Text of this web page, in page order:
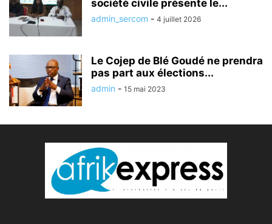
société civile présente le...
admin_sercom - 4 juillet 2026
Le Cojep de Blé Goudé ne prendra
pas part aux élections...
admin - 15 mai 2023